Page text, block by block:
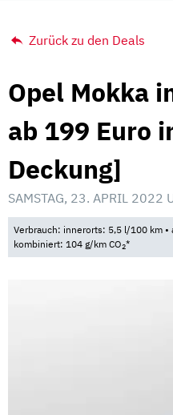
Zurück zu den Deals
Opel Mokka
ab 199 Euro
Deckung]
SAMSTAG, 23. APRIL 2022
Verbrauch: innerorts: 5,5 l/100 km
kombiniert: 104 g/km CO2*